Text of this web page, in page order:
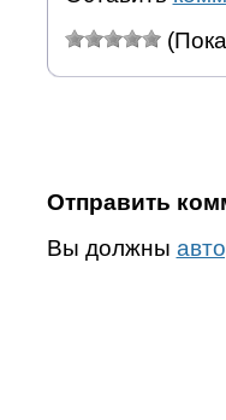
(Пока
Отправить
Вы должны